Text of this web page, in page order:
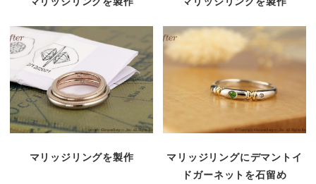
マリッジリングを製作
マリッジリングにデマントイ
ドガーネットを石留め